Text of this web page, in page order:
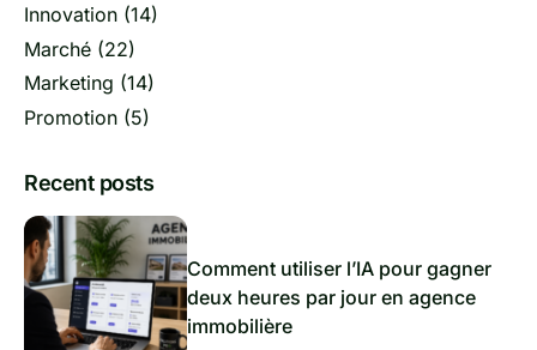
Innovation (14)
Marché (22)
Marketing (14)
Promotion (5)
Recent posts
Comment utiliser l’IA pour gagner
deux heures par jour en agence
immobilière